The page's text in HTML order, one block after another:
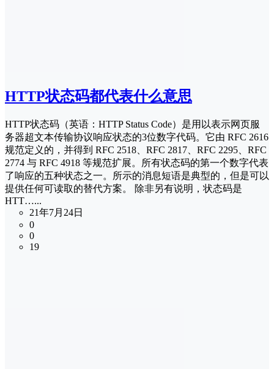
HTTP状态码都代表什么意思
HTTP状态码（英语：HTTP Status Code）是用以表示网页服
务器超文本传输协议响应状态的3位数字代码。它由 RFC 2616
规范定义的，并得到 RFC 2518、RFC 2817、RFC 2295、RFC
2774 与 RFC 4918 等规范扩展。所有状态码的第一个数字代表
了响应的五种状态之一。所示的消息短语是典型的，但是可以
提供任何可读取的替代方案。 除非另有说明，状态码是
HTT…...
21年7月24日
0
0
19